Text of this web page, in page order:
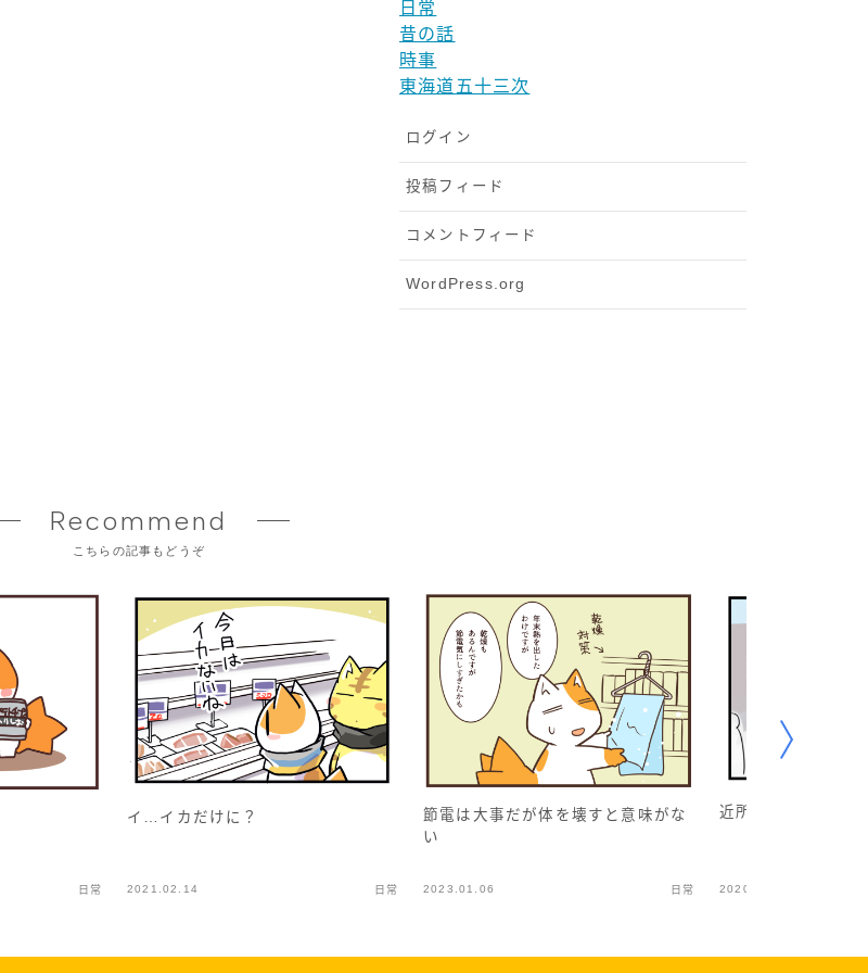
日常
昔の話
時事
東海道五十三次
ログイン
投稿フィード
コメントフィード
WordPress.org
Recommend
こちらの記事もどうぞ
日常
イ…イカだけに？
2021.02.14 日常
節電は大事だが体を壊すと意味がな
い
2023.01.06 日常
近所をお散歩
2020.12.14